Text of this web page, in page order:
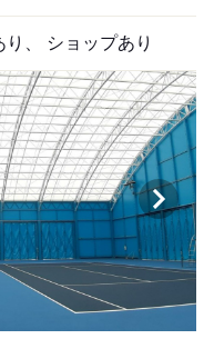
、 ショップあり